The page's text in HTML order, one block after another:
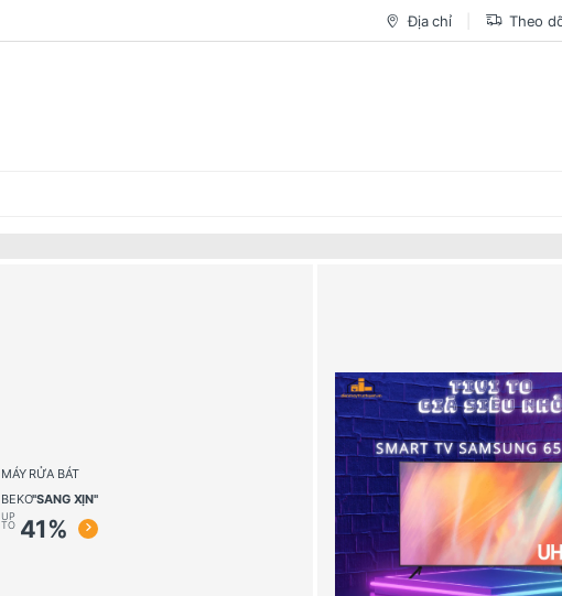
Địa chỉ Theo
MÁY RỬA BÁT
BEKO"SANG XỊN"
UP
TO 41%